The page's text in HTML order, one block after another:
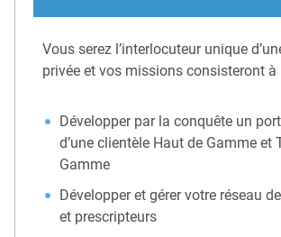
Vous serez l’interlocuteur unique
privée et vos missions consisteront à
Développer par la conquête un
d’une clientèle Haut de Gamme et
Gamme
Développer et gérer votre réseau
et prescripteurs